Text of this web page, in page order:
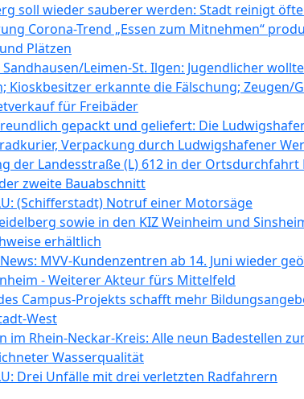
soll wieder sauberer werden: Stadt reinigt
Corona-Trend „Essen zum Mitnehmen“
Plätzen
Sandhausen/Leimen-St. Ilgen: Jugendlicher
Kioskbesitzer erkannte die Fälschung; Zeugen/
für Freibäder
gepackt und geliefert: Die
Verpackung durch Ludwigshafener
der Landesstraße (L) 612 in der Ortsdurchfahrt
zweite Bauabschnitt
(Schifferstadt) Notruf einer Motorsäge
sowie in den KIZ Weinheim und
erhältlich
MVV-Kundenzentren ab 14. Juni wieder
- Weiterer Akteur fürs Mittelfeld
Campus-Projekts schafft mehr
West
im Rhein-Neckar-Kreis: Alle neun Badestellen
Wasserqualität
Drei Unfälle mit drei verletzten Radfahrern